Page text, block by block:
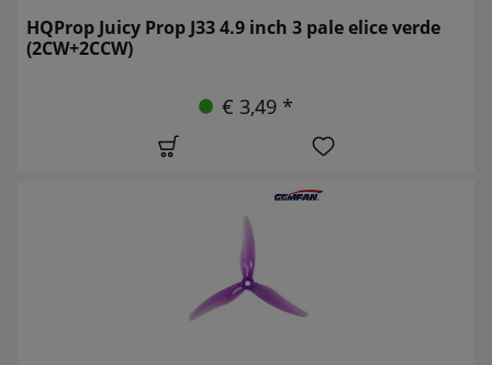
HQProp Juicy Prop J33 4.9 inch 3 pale elice verde
(2CW+2CCW)
€ 3,49 *